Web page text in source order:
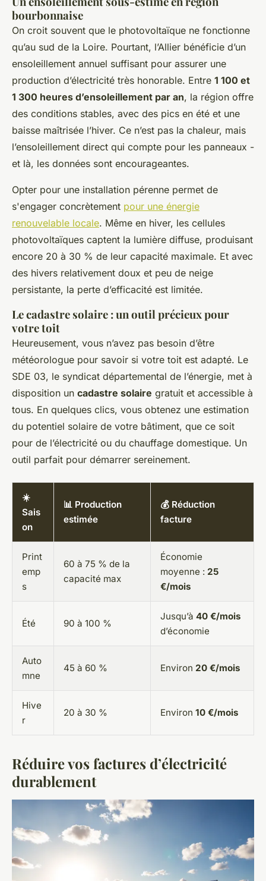
bourbonnaise
On croit souvent que le photovoltaïque ne fonctionne
qu’au sud de la Loire. Pourtant, l’Allier bénéficie d’un
ensoleillement annuel suffisant pour assurer une
production d’électricité très honorable. Entre 1 100 et
1 300 heures d’ensoleillement par an, la région offre
des conditions stables, avec des pics en été et une
baisse maîtrisée l’hiver. Ce n’est pas la chaleur, mais
l’ensoleillement direct qui compte pour les panneaux -
et là, les données sont encourageantes.
Opter pour une installation pérenne permet de
s'engager concrètement pour une énergie
renouvelable locale. Même en hiver, les cellules
photovoltaïques captent la lumière diffuse, produisant
encore 20 à 30 % de leur capacité maximale. Et avec
des hivers relativement doux et peu de neige
persistante, la perte d’efficacité est limitée.
Le cadastre solaire : un outil précieux pour
votre toit
Heureusement, vous n’avez pas besoin d’être
météorologue pour savoir si votre toit est adapté. Le
SDE 03, le syndicat départemental de l’énergie, met à
disposition un cadastre solaire gratuit et accessible à
tous. En quelques clics, vous obtenez une estimation
du potentiel solaire de votre bâtiment, que ce soit
pour de l’électricité ou du chauffage domestique. Un
outil parfait pour démarrer sereinement.
☀️
Sais
on
📊 Production
estimée
💰 Réduction
facture
Print
emp
s
60 à 75 % de la
capacité max
Économie
moyenne : 25
€/mois
Été 90 à 100 %
Jusqu’à 40 €/mois
d’économie
Auto
mne
45 à 60 % Environ 20 €/mois
Hive
r
20 à 30 % Environ 10 €/mois
Réduire vos factures d’électricité
durablement